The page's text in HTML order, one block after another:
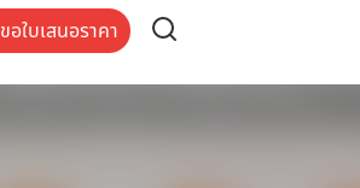
ขอใบเสนอราคา